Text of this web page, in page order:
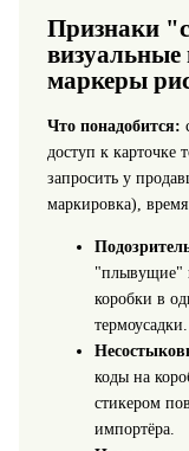
Признаки
маркеры
Что понадобится:
доступ к карточке
запросить у
маркировка),
"плывущие"
коробки в
термоусадки.
коды на
стикером
импортёра.